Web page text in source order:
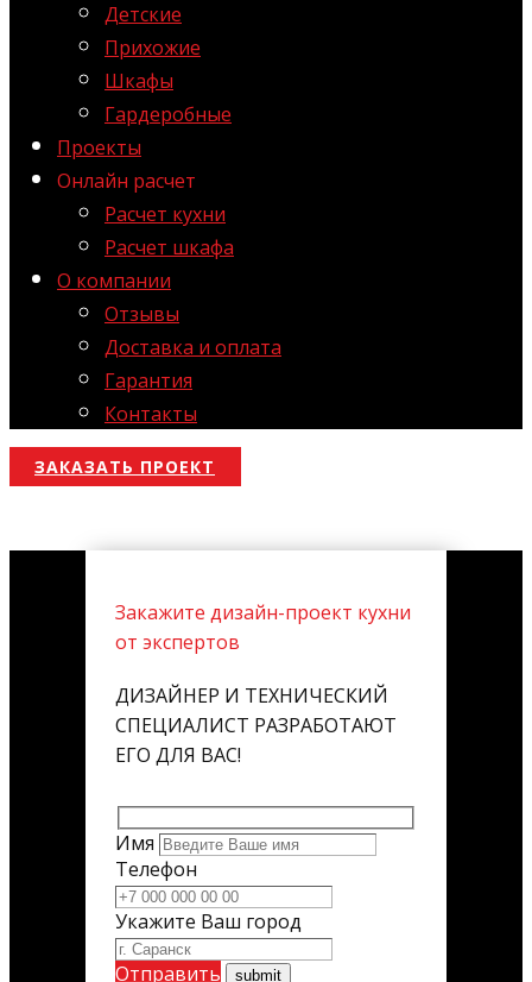
Детские
Прихожие
Шкафы
Гардеробные
Проекты
Онлайн расчет
Расчет кухни
Расчет шкафа
О компании
Отзывы
Доставка и оплата
Гарантия
Контакты
ЗАКАЗАТЬ ПРОЕКТ
Закажите дизайн-проект кухни
от экспертов
ДИЗАЙНЕР И ТЕХНИЧЕСКИЙ
СПЕЦИАЛИСТ РАЗРАБОТАЮТ
ЕГО ДЛЯ ВАС!
Имя
Телефон
Укажите Ваш город
Отправить